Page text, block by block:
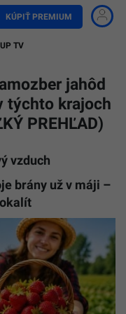
KÚPIŤ PREMIUM
UP TV
jahôd
týchto krajoch
PREHĽAD)
vzduch
brány už v máji –
Na
snímke